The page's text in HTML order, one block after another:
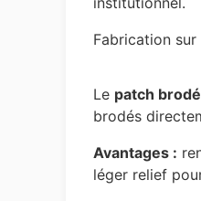
Fabrication sur
Le patch brodé
brodés
Avantages :
léger relief